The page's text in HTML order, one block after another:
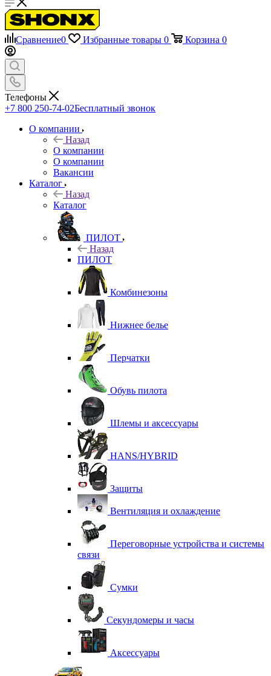
Сравнение0 Избранные товары 0 Корзина 0
Телефоны
+7 800 250-74-02Бесплатный звонок
О компании
Назад
О компании
О компании
Вакансии
Каталог
Назад
Каталог
ПИЛОТ
Назад
ПИЛОТ
Комбинезоны
Нижнее белье
Перчатки
Обувь пилота
Шлемы и аксессуары
HANS/HYBRID
Защиты
Вентиляция и охлаждение
Переговорные устройства и системы
связи
Сумки
Секундомеры и часы
Аксессуары